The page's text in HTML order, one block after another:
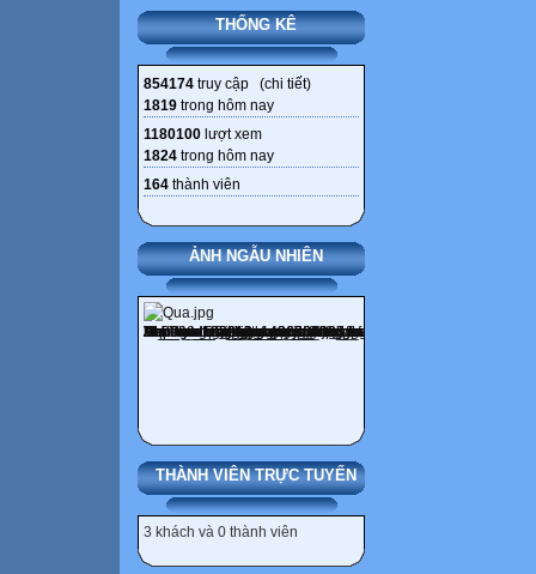
THỐNG KÊ
854174 truy cập (chi tiết)
1819 trong hôm nay
1180100 lượt xem
1824 trong hôm nay
164 thành viên
ẢNH NGẪU NHIÊN
THÀNH VIÊN TRỰC TUYẾN
3 khách và 0 thành viên